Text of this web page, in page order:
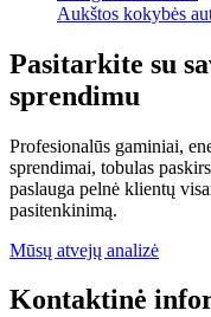
Aukštos kokybės
Pasitarkite su
sprendimu
Profesionalūs gaminiai,
sprendimai, tobulas
paslauga pelnė klientų
pasitenkinimą.
Mūsų atvejų analizė
Kontaktinė